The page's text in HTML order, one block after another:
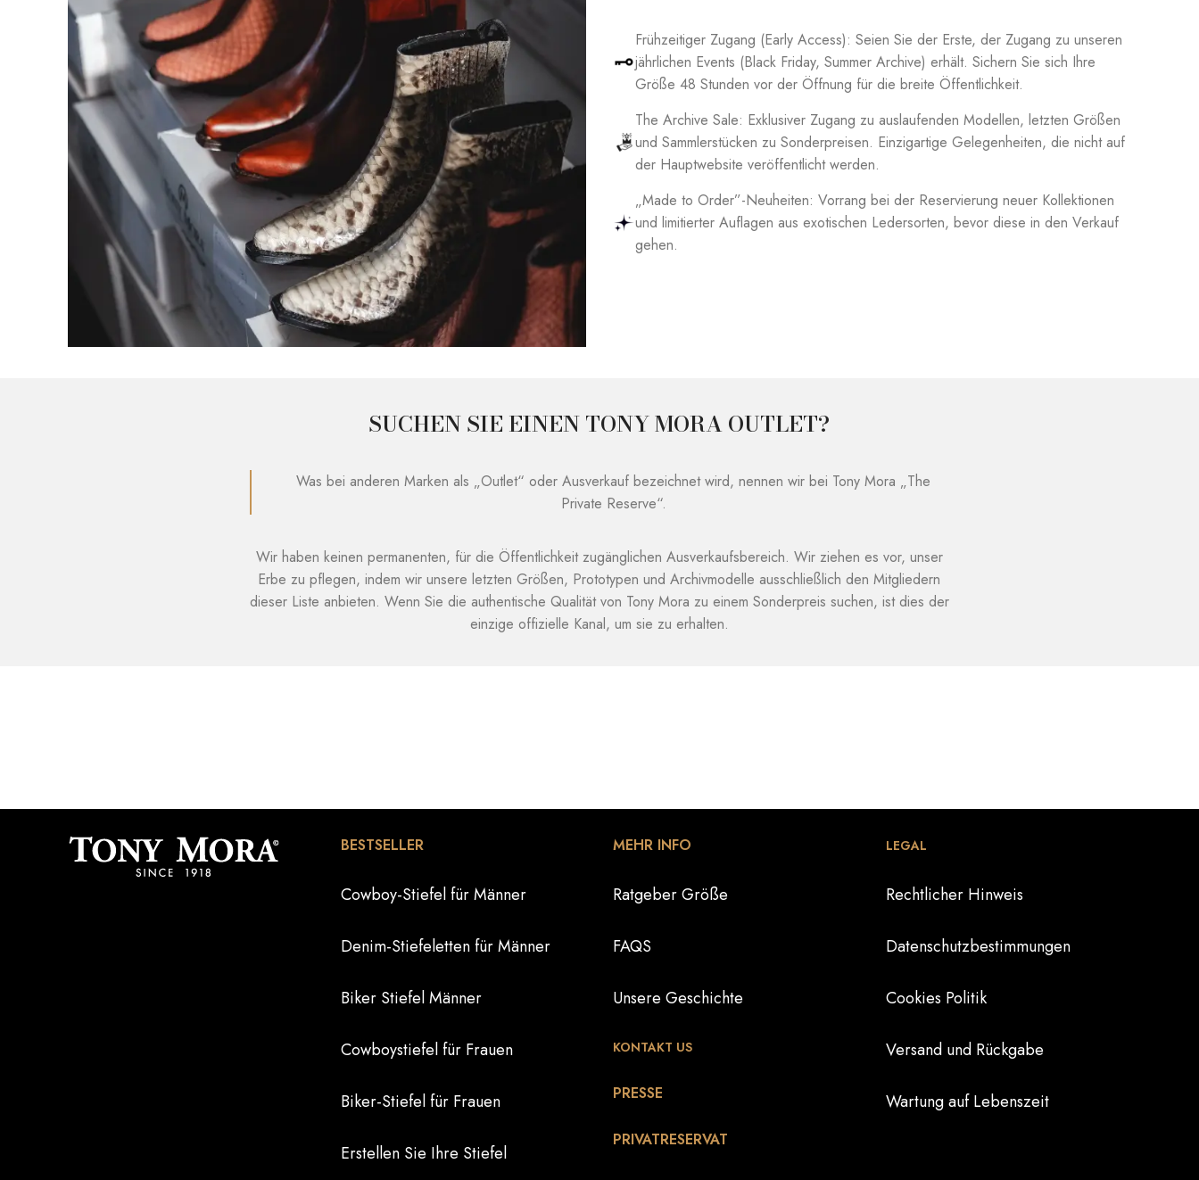
Frühzeitiger Zugang (Early Access): Seien Sie der Erste, der Zugang zu unseren
jährlichen Events (Black Friday, Summer Archive) erhält. Sichern Sie sich Ihre
Größe 48 Stunden vor der Öffnung für die breite Öffentlichkeit.
The Archive Sale: Exklusiver Zugang zu auslaufenden Modellen, letzten Größen
und Sammlerstücken zu Sonderpreisen. Einzigartige Gelegenheiten, die nicht auf
der Hauptwebsite veröffentlicht werden.
„Made to Order”-Neuheiten: Vorrang bei der Reservierung neuer Kollektionen
und limitierter Auflagen aus exotischen Ledersorten, bevor diese in den Verkauf
gehen.
SUCHEN SIE EINEN TONY MORA OUTLET?
Was bei anderen Marken als „Outlet“ oder Ausverkauf bezeichnet wird, nennen wir bei Tony Mora „The
Private Reserve“.
Wir haben keinen permanenten, für die Öffentlichkeit zugänglichen Ausverkaufsbereich. Wir ziehen es vor, unser
Erbe zu pflegen, indem wir unsere letzten Größen, Prototypen und Archivmodelle ausschließlich den Mitgliedern
dieser Liste anbieten. Wenn Sie die authentische Qualität von Tony Mora zu einem Sonderpreis suchen, ist dies der
einzige offizielle Kanal, um sie zu erhalten.
BESTSELLER
Cowboy-Stiefel für Männer
Denim-Stiefeletten für Männer
Biker Stiefel Männer
Cowboystiefel für Frauen
Biker-Stiefel für Frauen
Erstellen Sie Ihre Stiefel
MEHR INFO
Ratgeber Größe
FAQS
Unsere Geschichte
KONTAKT US
PRESSE
PRIVATRESERVAT
LEGAL
Rechtlicher Hinweis
Datenschutzbestimmungen
Cookies Politik
Versand und Rückgabe
Wartung auf Lebenszeit